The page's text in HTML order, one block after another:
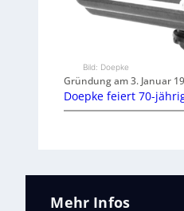
Bild: Doepke
Gründung am 3. Januar
Doepke feiert 70-
Mehr Infos